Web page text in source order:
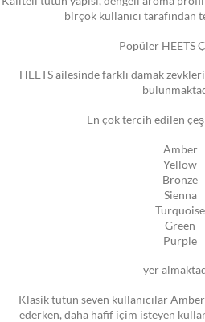
birçok kullanıcı tarafından
Popüler HEETS
HEETS ailesinde farklı damak
En çok tercih edilen
Amber
Yellow
Bronze
Sienna
Turquoise
Green
Purple
yer
Klasik tütün seven kullanıcılar
ederken, daha hafif içim isteyen